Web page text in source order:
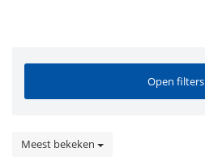
Open filters
Meest bekeken